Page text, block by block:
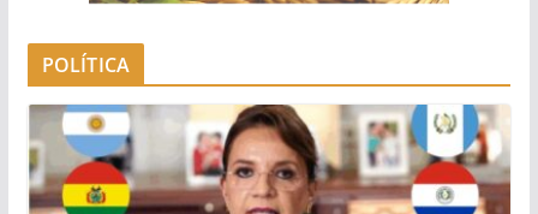
POLÍTICA